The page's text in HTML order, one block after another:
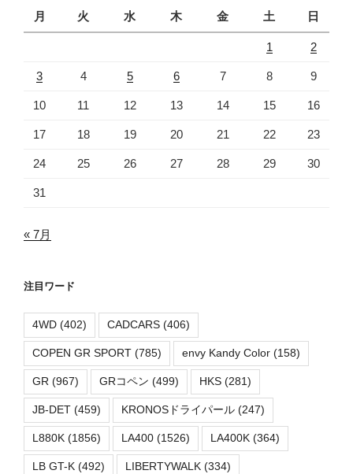
月
火 水 木 金 土 日
1 2
3 4 5 6 7 8 9
10 11 12 13 14 15 16
17 18 19 20 21 22 23
24 25 26 27 28 29 30
31
« 7月
注目ワード
4WD (402) CADCARS (406)
COPEN GR SPORT (785) envy Kandy Color (158)
GR (967) GRコペン (499) HKS (281)
JB-DET (459) KRONOSドライパール (247)
L880K (1856) LA400 (1526) LA400K (364)
LB GT-K (492) LIBERTYWALK (334)